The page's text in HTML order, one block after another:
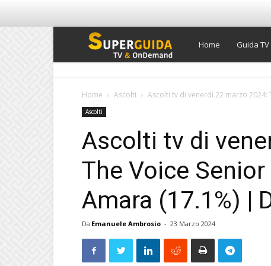
Super
Home Guida TV
Home Ascolti Ascolti tv di venerdì 22 marzo 2024:
Ascolti
Ascolti tv di
The Voice Senior
Amara (17.1%) |
Da Emanuele Ambrosio - 23 Marzo 2024